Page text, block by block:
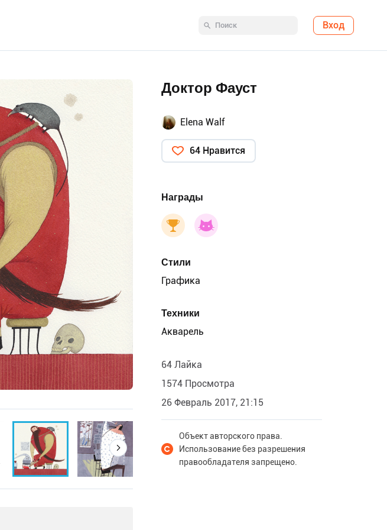
Вход
Доктор Фауст
Elena Walf
64 Нравится
Награды
Стили
Графика
Техники
Акварель
64 Лайка
1574 Просмотра
26 Февраль 2017, 21:15
Объект авторского права.
Использование без разрешения
правообладателя запрещено.